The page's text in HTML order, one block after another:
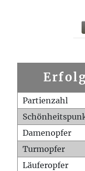
Partienzahl
Damenopfer
Turmopfer
Läuferopfer